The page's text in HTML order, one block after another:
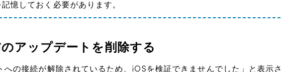
憶しておく必要があります。
アップデートを削除する
への接続が解除されているため、iOSを検証できませんでした」と表示さ